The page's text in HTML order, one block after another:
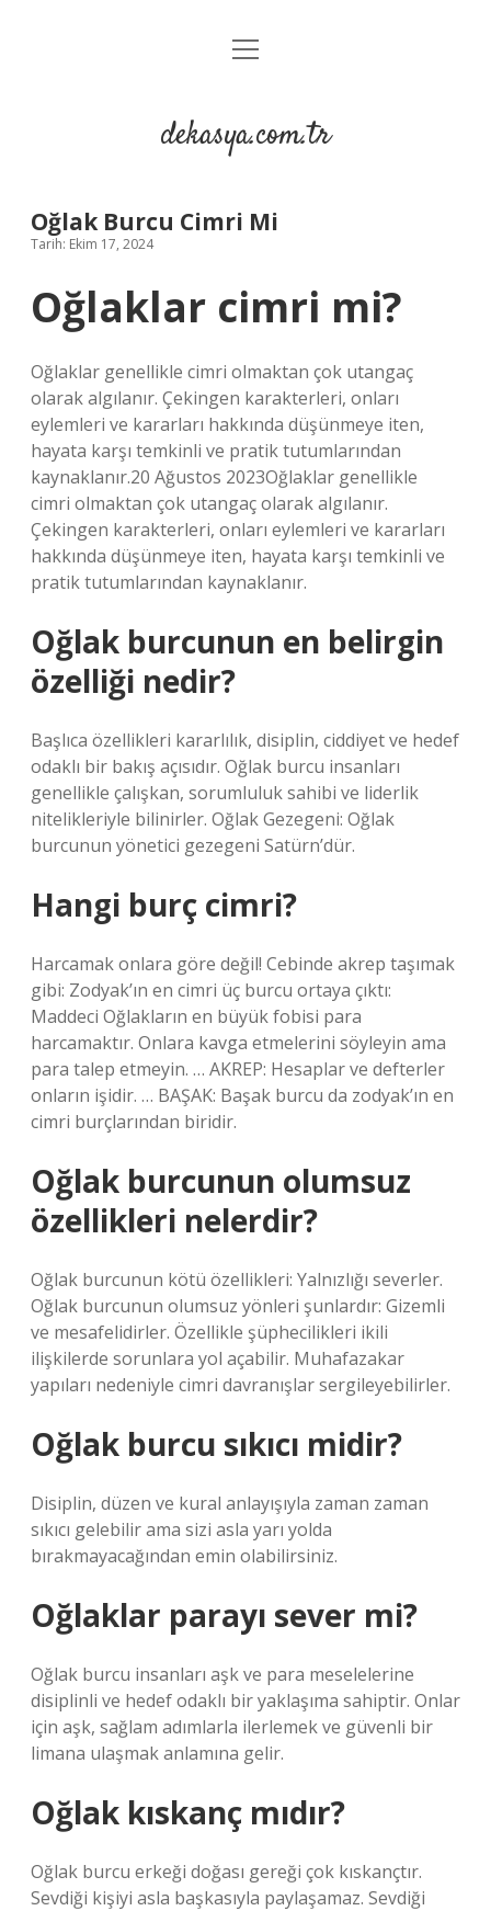
Anasayfa
Yasal Uyarı
menüyü
dekasya.com.tr
Oğlak Burcu Cimri Mi
Tarih: Ekim 17, 2024
Oğlaklar cimri mi?
Oğlaklar genellikle cimri olmaktan çok utangaç
olarak algılanır. Çekingen karakterleri, onları
eylemleri ve kararları hakkında düşünmeye iten,
hayata karşı temkinli ve pratik tutumlarından
kaynaklanır.20 Ağustos 2023Oğlaklar genellikle
cimri olmaktan çok utangaç olarak algılanır.
Çekingen karakterleri, onları eylemleri ve kararları
hakkında düşünmeye iten, hayata karşı temkinli ve
pratik tutumlarından kaynaklanır.
Oğlak burcunun en belirgin
özelliği nedir?
Başlıca özellikleri kararlılık, disiplin, ciddiyet ve hedef
odaklı bir bakış açısıdır. Oğlak burcu insanları
genellikle çalışkan, sorumluluk sahibi ve liderlik
nitelikleriyle bilinirler. Oğlak Gezegeni: Oğlak
burcunun yönetici gezegeni Satürn’dür.
Hangi burç cimri?
Harcamak onlara göre değil! Cebinde akrep taşımak
gibi: Zodyak’ın en cimri üç burcu ortaya çıktı:
Maddeci Oğlakların en büyük fobisi para
harcamaktır. Onlara kavga etmelerini söyleyin ama
para talep etmeyin. … AKREP: Hesaplar ve defterler
onların işidir. … BAŞAK: Başak burcu da zodyak’ın en
cimri burçlarından biridir.
Oğlak burcunun olumsuz
özellikleri nelerdir?
Oğlak burcunun kötü özellikleri: Yalnızlığı severler.
Oğlak burcunun olumsuz yönleri şunlardır: Gizemli
ve mesafelidirler. Özellikle şüphecilikleri ikili
ilişkilerde sorunlara yol açabilir. Muhafazakar
yapıları nedeniyle cimri davranışlar sergileyebilirler.
Oğlak burcu sıkıcı midir?
Disiplin, düzen ve kural anlayışıyla zaman zaman
sıkıcı gelebilir ama sizi asla yarı yolda
bırakmayacağından emin olabilirsiniz.
Oğlaklar parayı sever mi?
Oğlak burcu insanları aşk ve para meselelerine
disiplinli ve hedef odaklı bir yaklaşıma sahiptir. Onlar
için aşk, sağlam adımlarla ilerlemek ve güvenli bir
limana ulaşmak anlamına gelir.
Oğlak kıskanç mıdır?
Oğlak burcu erkeği doğası gereği çok kıskançtır.
Sevdiği kişiyi asla başkasıyla paylaşamaz. Sevdiği